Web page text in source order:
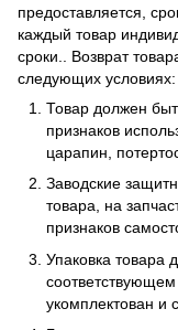
предоставляется,
каждый товар
сроки.. Возврат
следующих условиях:
Товар должен
признаков
царапин,
Заводские
товара, на
признаков
Упаковка товара
укомплектован и